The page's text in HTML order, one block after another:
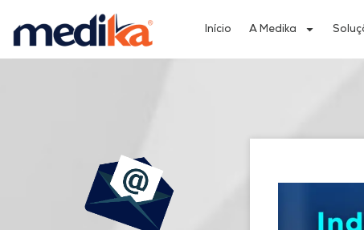
Início A Medika